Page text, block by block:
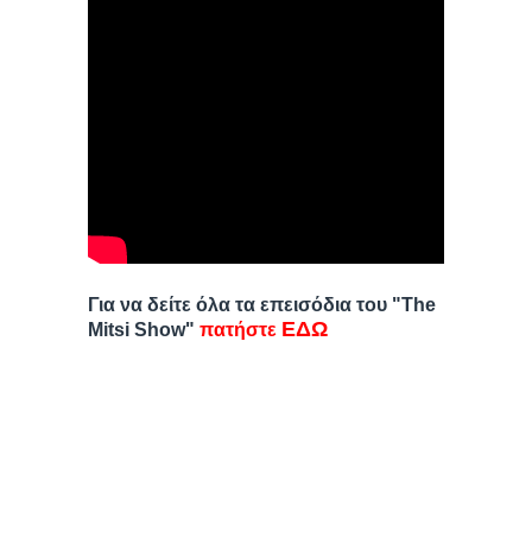
Για να δείτε όλα τα επεισόδια του "The
Mitsi Show" πατήστε ΕΔΩ